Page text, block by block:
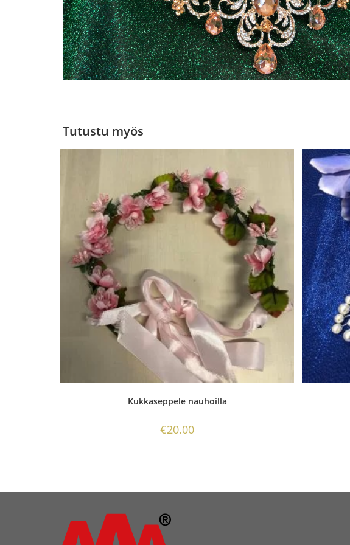
Tutustu myös
Kukkaseppele nauhoilla
€20.00